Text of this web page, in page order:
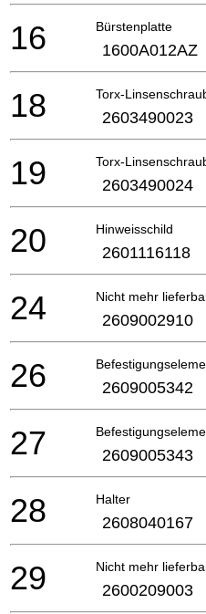
Bürstenplatte
16 1600A012AZ
Torx-
18 2603490023
Torx-
19 2603490024
Hinweisschild
20 2601116118
Nicht mehr
24 2609002910
26 2609005342
27 2609005343
Halter
28 2608040167
Nicht mehr
29 2600209003